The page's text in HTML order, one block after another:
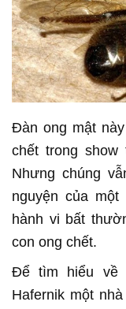
Đàn ong mật
chết trong show
Nhưng chúng
nguyện của
hành vi bất
con ong chết.
Để tìm hiểu về
Hafernik một